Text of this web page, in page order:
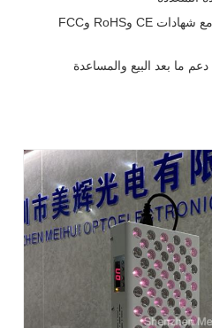
اختبارات صارمة مع شهادات CE وRoHS وFCC
ما بعد البيع والمساعدة